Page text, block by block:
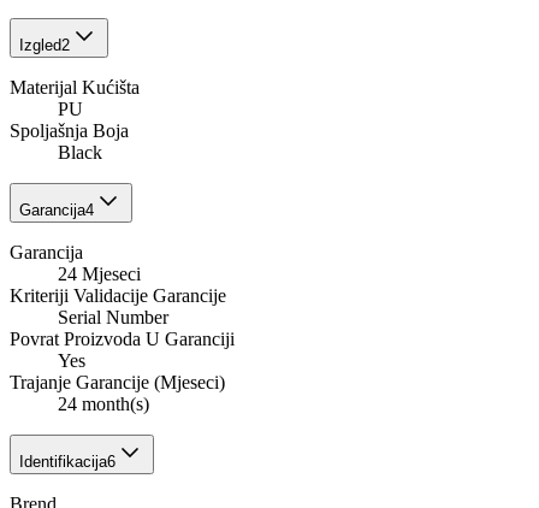
Izgled2
Materijal Kućišta
PU
Spoljašnja Boja
Black
Garancija4
Garancija
24 Mjeseci
Kriteriji Validacije Garancije
Serial Number
Povrat Proizvoda U Garanciji
Yes
Trajanje Garancije (Mjeseci)
24 month(s)
Identifikacija6